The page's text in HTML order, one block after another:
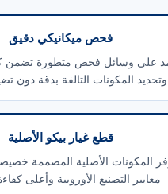
فحص ميكانيكي دقيق
على وسائل فحص متطورة تضمن
وتحديد المكونات التالفة بدقة دون
قطع غيار بيكو الأصلية
المكونات الأصلية المصممة
معايير التصنيع الأوروبية وأعلى